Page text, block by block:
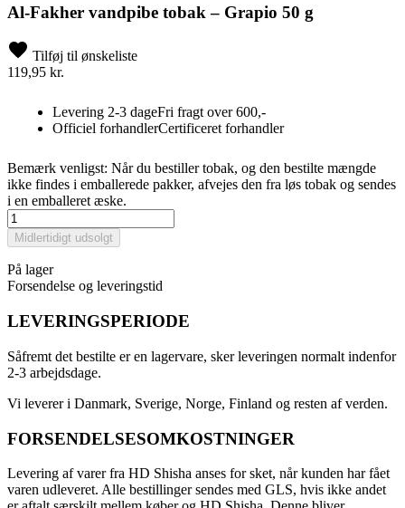
Al-Fakher vandpibe tobak – Grapio 50 g
Tilføj til ønskeliste
119,95 kr.
Levering 2-3 dageFri fragt over 600,-
Officiel forhandlerCertificeret forhandler
Bemærk venligst: Når du bestiller tobak, og den bestilte mængde
ikke findes i emballerede pakker, afvejes den fra løs tobak og sendes
i en emballeret æske.
Midlertidigt udsolgt
På lager
Forsendelse og leveringstid
LEVERINGSPERIODE
Såfremt det bestilte er en lagervare, sker leveringen normalt indenfor
2-3 arbejdsdage.
Vi leverer i Danmark, Sverige, Norge, Finland og resten af verden.
FORSENDELSESOMKOSTNINGER
Levering af varer fra HD Shisha anses for sket, når kunden har fået
varen udleveret. Alle bestillinger sendes med GLS, hvis ikke andet